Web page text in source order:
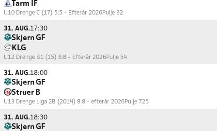
Tarm IF
U10 Drenge C (17) 5:5 - Efterår 2026Pulje 32
31. AUG.17:30
Skjern GF
KLG
U12 Drenge B1 (15) 8:8 - Efterår 2026Pulje 54
31. AUG.18:00
Skjern GF
Struer B
U13 Drenge Liga 2B (2014) 8:8 - efterår 2026Pulje 725
31. AUG.18:30
Skjern GF